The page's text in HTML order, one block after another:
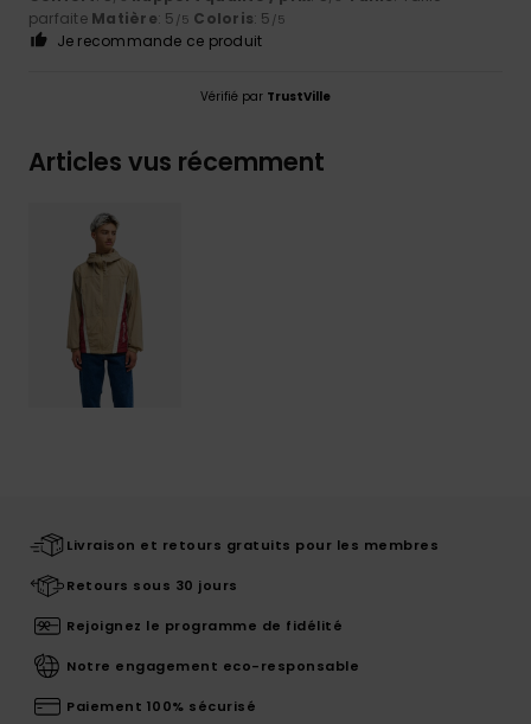
parfaite Matière: 5 /5 Coloris: 5 /5
Je recommande ce produit
Vérifié par TrustVille
Articles vus récemment
Livraison et retours gratuits pour les membres
Retours sous 30 jours
Rejoignez le programme de fidélité
Notre engagement eco-responsable
Paiement 100% sécurisé